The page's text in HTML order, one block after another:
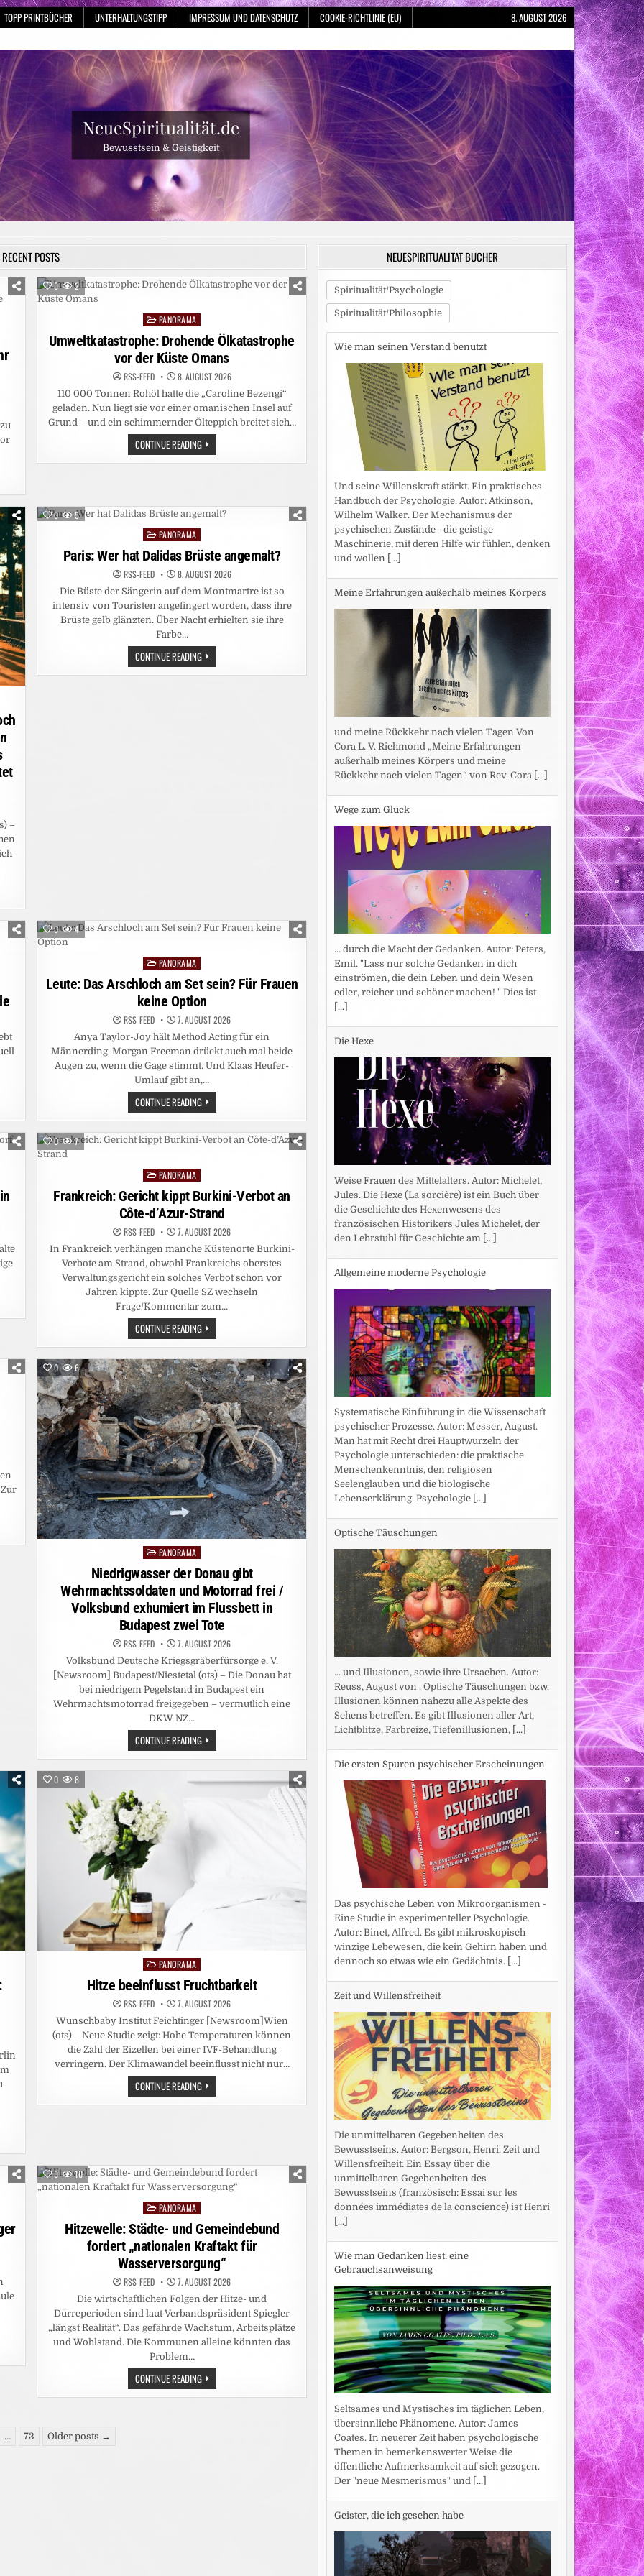
TOPP PRINTBÜCHER UNTERHALTUNGSTIPP IMPRESSUM UND DATENSCHUTZ COOKIE-RICHTLINIE (EU) 8. AUGUST 2026
NeueSpiritualität.de
Bewusstsein & Geistigkeit
RECENT POSTS
0 2
Posted
in
PANORAMA
Umweltkatastrophe: Drohende Ölkatastrophe
vor der Küste Omans
RSS-FEED 8. AUGUST 2026
110 000 Tonnen Rohöl hatte die „Caroline Bezengi“
geladen. Nun liegt sie vor einer omanischen Insel auf
Grund – und ein schimmernder Ölteppich breitet sich…
CONTINUE READINGUMWELTKATASTROPHE:
DROHENDE
ÖLKATASTROPHE
–
0 5
Posted
in
PANORAMA
Paris: Wer hat Dalidas Brüste angemalt?
RSS-FEED 8. AUGUST 2026
Die Büste der Sängerin auf dem Montmartre ist so
intensiv von Touristen angefingert worden, dass ihre
Brüste gelb glänzten. Über Nacht erhielten sie ihre
Farbe…
CONTINUE READINGPARIS:
WER
HAT
0 4
PostedPANORAMA
Leute: Das Arschloch am Set sein? Für Frauen
keine Option
RSS-FEED 7. AUGUST 2026
Anya Taylor-Joy hält Method Acting für ein
Männerding. Morgan Freeman drückt auch mal beide
Augen zu, wenn die Gage stimmt. Und Klaas Heufer-
Umlauf gibt an,…
CONTINUE READINGLEUTE:
DAS
ARSCHLOCH
AM
SET
0 7
Posted
in
PANORAMA
Frankreich: Gericht kippt Burkini-Verbot an
Côte-d’Azur-Strand
RSS-FEED 7. AUGUST 2026
In Frankreich verhängen manche Küstenorte Burkini-
Verbote am Strand, obwohl Frankreichs oberstes
Verwaltungsgericht ein solches Verbot schon vor
Jahren kippte. Zur Quelle SZ wechseln
Frage/Kommentar zum…
CONTINUE READINGFRANKREICH:
GERICHT
KIPPT
BURKINI-
VERBOT
AN
CÔTE-
D’AZUR-
STRAND
0 6
PostedPANORAMA
Niedrigwasser der Donau gibt
Wehrmachtssoldaten und Motorrad frei /
Volksbund exhumiert im Flussbett in
Budapest zwei Tote
RSS-FEED 7. AUGUST 2026
Volksbund Deutsche Kriegsgräberfürsorge e. V.
[Newsroom] Budapest/Niestetal (ots) – Die Donau hat
bei niedrigem Pegelstand in Budapest ein
Wehrmachtsmotorrad freigegeben – vermutlich eine
DKW NZ…
CONTINUE READINGNIEDRIGWASSER
DER
DONAU
UND
0 8
Posted
in
PANORAMA
Hitze beeinflusst Fruchtbarkeit
RSS-FEED 7. AUGUST 2026
Wunschbaby Institut Feichtinger [Newsroom]Wien
(ots) – Neue Studie zeigt: Hohe Temperaturen können
die Zahl der Eizellen bei einer IVF-Behandlung
verringern. Der Klimawandel beeinflusst nicht nur…
CONTINUE READINGHITZE
BEEINFLUSST
FRUCHTBARKEIT
0 10
Posted
in
PANORAMA
Hitzewelle: Städte- und Gemeindebund
fordert „nationalen Kraftakt für
Wasserversorgung“
RSS-FEED 7. AUGUST 2026
Die wirtschaftlichen Folgen der Hitze- und
Dürreperioden sind laut Verbandspräsident Spiegler
„längst Realität“. Das gefährde Wachstum, Arbeitsplätze
und Wohlstand. Die Kommunen alleine könnten das
Problem…
CONTINUE READINGHITZEWELLE:
STÄDTE-
UND
… 73 Older posts →
NEUESPIRITUALITÄT BÜCHER
Spiritualität/Psychologie
Spiritualität/Philosophie
Wie man seinen Verstand benutzt
Und seine Willenskraft stärkt. Ein praktisches
Handbuch der Psychologie. Autor: Atkinson,
Wilhelm Walker. Der Mechanismus der
psychischen Zustände - die geistige
Maschinerie, mit deren Hilfe wir fühlen, denken
und wollen [...]
Meine Erfahrungen außerhalb meines Körpers
und meine Rückkehr nach vielen Tagen Von
Cora L. V. Richmond „Meine Erfahrungen
außerhalb meines Körpers und meine
Rückkehr nach vielen Tagen“ von Rev. Cora [...]
Wege zum Glück
... durch die Macht der Gedanken. Autor: Peters,
Emil. "Lass nur solche Gedanken in dich
einströmen, die dein Leben und dein Wesen
edler, reicher und schöner machen! " Dies ist
[...]
Die Hexe
Weise Frauen des Mittelalters. Autor: Michelet,
Jules. Die Hexe (La sorcière) ist ein Buch über
die Geschichte des Hexenwesens des
französischen Historikers Jules Michelet, der
den Lehrstuhl für Geschichte am [...]
Allgemeine moderne Psychologie
Systematische Einführung in die Wissenschaft
psychischer Prozesse. Autor: Messer, August.
Man hat mit Recht drei Hauptwurzeln der
Psychologie unterschieden: die praktische
Menschenkenntnis, den religiösen
Seelenglauben und die biologische
Lebenserklärung. Psychologie [...]
Optische Täuschungen
... und Illusionen, sowie ihre Ursachen. Autor:
Reuss, August von . Optische Täuschungen bzw.
Illusionen können nahezu alle Aspekte des
Sehens betreffen. Es gibt Illusionen aller Art,
Lichtblitze, Farbreize, Tiefenillusionen, [...]
Die ersten Spuren psychischer Erscheinungen
Das psychische Leben von Mikroorganismen -
Eine Studie in experimenteller Psychologie.
Autor: Binet, Alfred. Es gibt mikroskopisch
winzige Lebewesen, die kein Gehirn haben und
dennoch so etwas wie ein Gedächtnis. [...]
Zeit und Willensfreiheit
Die unmittelbaren Gegebenheiten des
Bewusstseins. Autor: Bergson, Henri. Zeit und
Willensfreiheit: Ein Essay über die
unmittelbaren Gegebenheiten des
Bewusstseins (französisch: Essai sur les
données immédiates de la conscience) ist Henri
[...]
Wie man Gedanken liest: eine
Gebrauchsanweisung
Seltsames und Mystisches im täglichen Leben,
übersinnliche Phänomene. Autor: James
Coates. In neuerer Zeit haben psychologische
Themen in bemerkenswerter Weise die
öffentliche Aufmerksamkeit auf sich gezogen.
Der "neue Mesmerismus" und [...]
Geister, die ich gesehen habe